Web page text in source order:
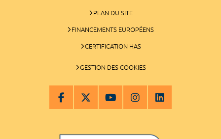
PLAN DU SITE
FINANCEMENTS EUROPÉENS
CERTIFICATION HAS
GESTION DES COOKIES